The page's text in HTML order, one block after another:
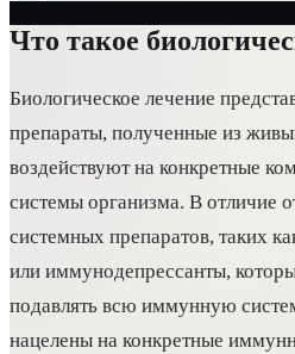
Что такое
Биологическое лечение
препараты, полученные из
воздействуют на конкретные
системы организма. В отличие
системных препаратов, таких
или иммунодепрессанты,
подавлять всю иммунную
нацелены на конкретные